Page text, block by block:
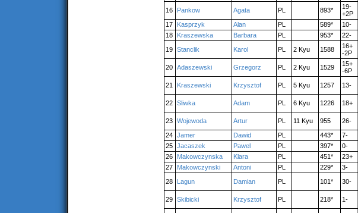
16 Pankow Agata PL 893*
19-
+2P
17
Kasprzyk Alan PL 589* 10-
18
Kraszewska Barbara PL 953* 22-
19 Stanclik Karol PL 2 Kyu 1588
16+
-2P
20 Adaszewski Grzegorz PL 2 Kyu 1529
15+
-6P
21 Kraszewski Krzysztof PL 5 Kyu 1257 13-
22 Sliwka Adam PL 6 Kyu 1226 18+
23 Wojewoda Artur PL 11 Kyu 955 26-
24 Jamer Dawid PL 443* 7-
25 Jacaszek Pawel PL 397* 0-
26
Makowczynska Klara PL 451* 23+
27
Makowczynski Antoni PL 229* 3-
28
Lagun Damian PL 101* 30-
29 Skibicki Krzysztof PL 218* 1-